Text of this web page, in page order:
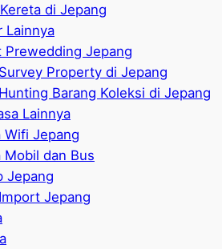
di Jepang
Lainnya
Prewedding Jepang
Property di Jepang
Barang Koleksi di Jepang
Lainnya
Wifi Jepang
Mobil dan Bus
Jepang
Jepang